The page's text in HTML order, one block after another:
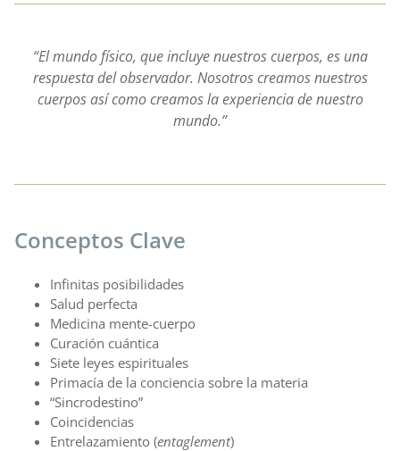
“El mundo físico, que incluye nuestros cuerpos, es una
respuesta del observador. Nosotros creamos nuestros
cuerpos así como creamos la experiencia de nuestro
mundo.”
Conceptos Clave
Infinitas posibilidades
Salud perfecta
Medicina mente-cuerpo
Curación cuántica
Siete leyes espirituales
Primacía de la conciencia sobre la materia
“Sincrodestino”
Coincidencias
Entrelazamiento (entaglement)